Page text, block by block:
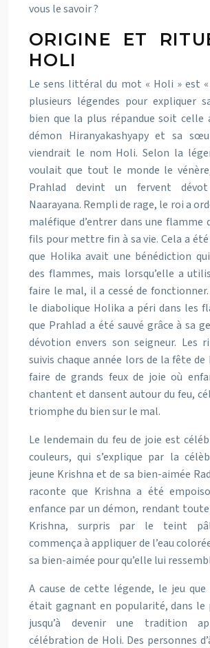
vous le savoir ?
ORIGINE ET
HOLI
Le sens littéral du mot « Holi » est
plusieurs légendes pour expliquer
bien que la plus répandue soit celle
démon Hiranyakashyapy et sa
viendrait le nom Holi. Selon la
voulait que tout le monde le
Prahlad devint un fervent
Naarayana. Rempli de rage, le roi a
maléfique d’entrer dans une flamme
fils pour mettre fin à sa vie. Cela a
que Holika avait une bénédiction
des flammes, mais lorsqu’elle a
faire le mal, il a cessé de fonctionner.
le diabolique Holika a péri dans les
que Prahlad a été sauvé grâce à sa
dévotion envers son seigneur. Les
suivis chaque année lors de la fête
faire de grands feux de joie où
chantent et dansent autour du feu,
triomphe du bien sur le mal.
Le lendemain du feu de joie est
couleurs, qui s’explique par la
jeune Krishna et de sa bien-aimée
raconte que Krishna a été
enfance par un démon, rendant toute
Krishna, surpris par le teint
commença à appliquer de l’eau
sa bien-aimée pour qu’elle lui
A cause de cette légende, le jeu
était gagnant en popularité, dans le
jusqu’à devenir une tradition
célébration de Holi. Des personnes